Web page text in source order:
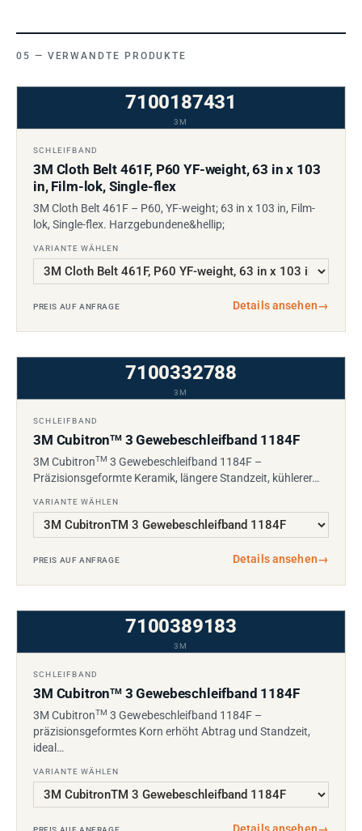
VERWANDTE PRODUKTE
7100187431
3M
SCHLEIFBAND
3M Cloth Belt 461F, P60 YF-weight, 63 in x 103
in, Film-lok, Single-flex
3M Cloth Belt 461F – P60, YF-weight; 63 in x 103 in, Film-
lok, Single-flex. Harzgebundene&hellip;
VARIANTE WÄHLEN
PREIS AUF ANFRAGE Details ansehen→
7100332788
3M
SCHLEIFBAND
3M CubitronTM3 Gewebeschleifband 1184F
3M CubitronTM 3 Gewebeschleifband 1184F –
Präzisionsgeformte Keramik, längere Standzeit, kühlerer…
VARIANTE WÄHLEN
PREIS AUF ANFRAGE Details ansehen→
7100389183
3M
SCHLEIFBAND
3M CubitronTM3 Gewebeschleifband 1184F
3M CubitronTM 3 Gewebeschleifband 1184F –
präzisionsgeformtes Korn erhöht Abtrag und Standzeit,
ideal…
VARIANTE WÄHLEN